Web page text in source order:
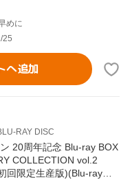
めに
25
へ追加
RAY DISC
20周年記念 Blu-ray BOX
COLLECTION vol.2
回限定生産版)(Blu-ray